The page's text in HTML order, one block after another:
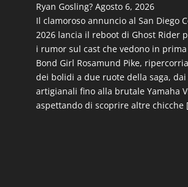
Ryan Gosling? Agosto 6, 2026
Il clamoroso annuncio al San Diego
2026 lancia il reboot di Ghost Rider
i rumor sul cast che vedono in
Bond Girl Rosamund Pike,
dei bolidi a due ruote della saga,
artigianali fino alla brutale Yamaha
aspettando di scoprire altre chicche